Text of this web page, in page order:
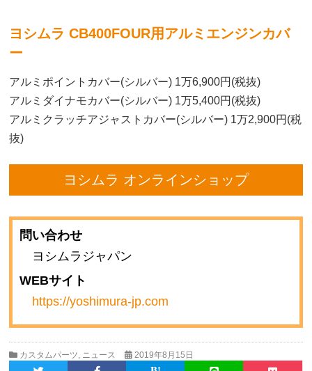
ヨシムラ CB400FOUR用アルミエンジンカバ
ー
アルミポイントカバー(シルバー) 1万6,900円(税抜)
アルミダイナモカバー(シルバー) 1万5,400円(税抜)
アルミクラッチアジャストカバー(シルバー) 1万2,900円(税
抜)
ヨシムラ オンラインショップ
問い合わせ
ヨシムラジャパン
WEBサイト
https://yoshimura-jp.com
カスタムパーツ ニュース 2019年8月15日